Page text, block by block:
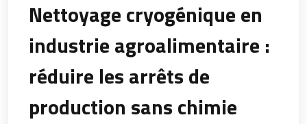
Nettoyage cryogénique en
industrie agroalimentaire :
réduire les arrêts de
production sans chimie